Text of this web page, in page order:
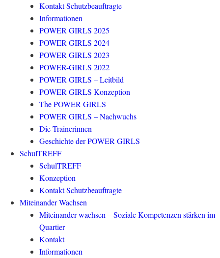
Kontakt Schutzbeauftragte
Informationen
POWER GIRLS 2025
POWER GIRLS 2024
POWER GIRLS 2023
POWER-GIRLS 2022
POWER GIRLS – Leitbild
POWER GIRLS Konzeption
The POWER GIRLS
POWER GIRLS – Nachwuchs
Die Trainerinnen
Geschichte der POWER GIRLS
SchulTREFF
SchulTREFF
Konzeption
Kontakt Schutzbeauftragte
Miteinander Wachsen
Miteinander wachsen – Soziale Kompetenzen stärken im
Quartier
Kontakt
Informationen